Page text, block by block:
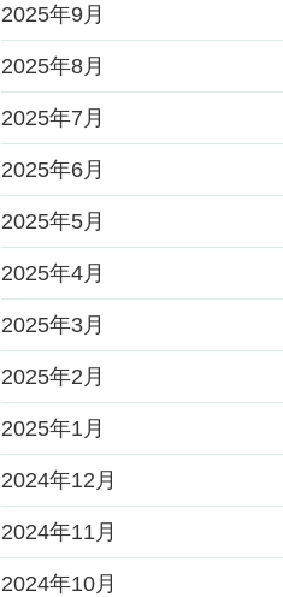
2025年9月
2025年8月
2025年7月
2025年6月
2025年5月
2025年4月
2025年3月
2025年2月
2025年1月
2024年12月
2024年11月
2024年10月